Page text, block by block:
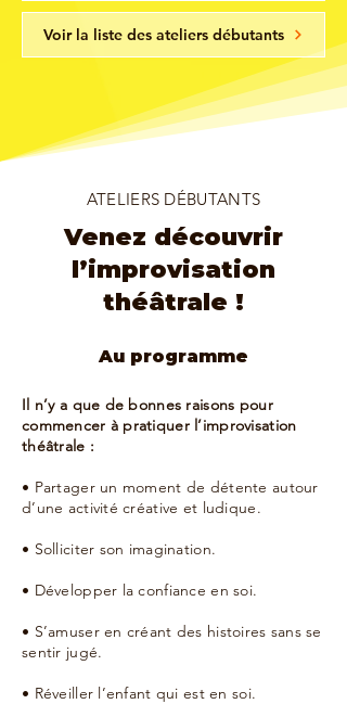
Voir la liste des ateliers débutants
ATELIERS DÉBUTANTS
Venez découvrir
l’improvisation
théâtrale !
Au programme
Il n’y a que de bonnes raisons pour
commencer à pratiquer l’improvisation
théâtrale :
• Partager un moment de détente autour
d’une activité créative et ludique.
• Solliciter son imagination.
• Développer la confiance en soi.
• S’amuser en créant des histoires sans se
sentir jugé.
• Réveiller l’enfant qui est en soi.